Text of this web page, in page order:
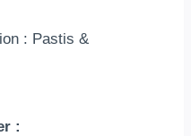
: Pastis &
: